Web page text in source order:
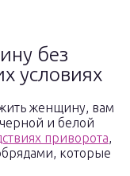
без
условиях
женщину, вам
и белой
приворота,
которые